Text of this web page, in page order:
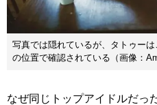
写真では隠れているが、タトゥー
の位置で確認されている（画像：
なぜ同じトップアイドルだっ